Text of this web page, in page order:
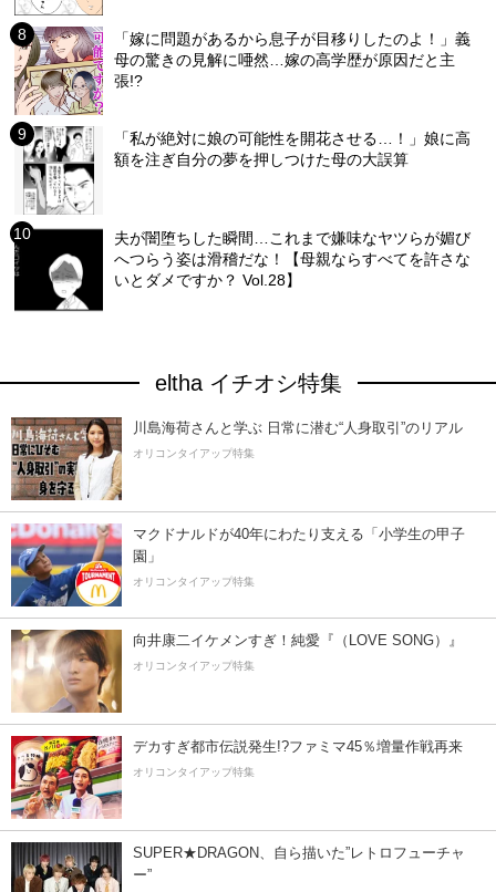
「嫁に問題があるから息子が目移りしたのよ！」義
母の驚きの見解に唖然…嫁の高学歴が原因だと主
張!?
「私が絶対に娘の可能性を開花させる…！」娘に高
額を注ぎ自分の夢を押しつけた母の大誤算
夫が闇堕ちした瞬間…これまで嫌味なヤツらが媚び
へつらう姿は滑稽だな！【母親ならすべてを許さな
いとダメですか？ Vol.28】
eltha イチオシ特集
川島海荷さんと学ぶ 日常に潜む“人身取引”のリアル
オリコンタイアップ特集
マクドナルドが40年にわたり支える「小学生の甲子
園」
オリコンタイアップ特集
向井康二イケメンすぎ！純愛『（LOVE SONG）』
オリコンタイアップ特集
デカすぎ都市伝説発生!?ファミマ45％増量作戦再来
オリコンタイアップ特集
SUPER★DRAGON、自ら描いた”レトロフューチャ
ー”